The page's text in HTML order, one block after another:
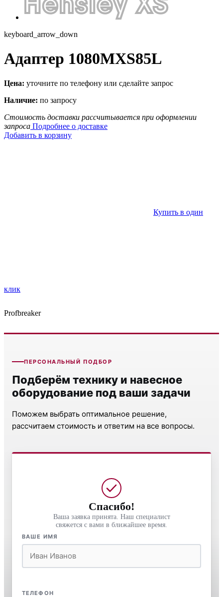
keyboard_arrow_down
Адаптер 1080MXS85L
Цена: уточните по телефону или сделайте запрос
Наличие: по запросу
Стоимость доставки рассчитывается при оформлении
запроса Подробнее о доставке
Добавить в корзину
Купить в один
клик
Profbreaker
ПЕРСОНАЛЬНЫЙ ПОДБОР
Подберём технику и навесное
оборудование под ваши задачи
Поможем выбрать оптимальное решение,
рассчитаем стоимость и ответим на все вопросы.
Спасибо!
Ваша заявка принята. Наш специалист
свяжется с вами в ближайшее время.
ВАШЕ ИМЯ
ТЕЛЕФОН